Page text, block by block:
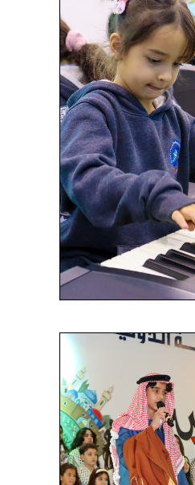
هي لغة
في تطوير
بشكل شامل.
في مدارسنا
في نفوس
الموسيقية.
في مدارسنا
الطلاب الإبداعية
بمهارات حياتية
بأن المسرح هو